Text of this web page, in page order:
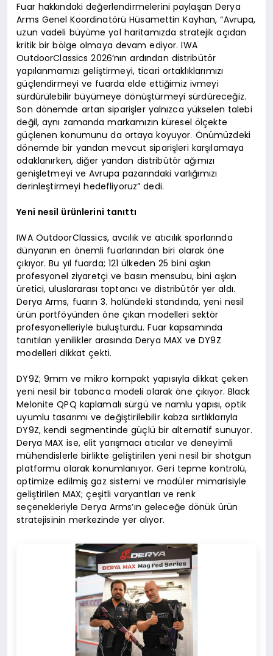
Fuar hakkındaki değerlendirmelerini paylaşan Derya
Arms Genel Koordinatörü Hüsamettin Kayhan, “Avrupa,
uzun vadeli büyüme yol haritamızda stratejik açıdan
kritik bir bölge olmaya devam ediyor. IWA
OutdoorClassics 2026’nın ardından distribütör
yapılanmamızı geliştirmeyi, ticari ortaklıklarımızı
güçlendirmeyi ve fuarda elde ettiğimiz ivmeyi
sürdürülebilir büyümeye dönüştürmeyi sürdüreceğiz.
Son dönemde artan siparişler yalnızca yükselen talebi
değil, aynı zamanda markamızın küresel ölçekte
güçlenen konumunu da ortaya koyuyor. Önümüzdeki
dönemde bir yandan mevcut siparişleri karşılamaya
odaklanırken, diğer yandan distribütör ağımızı
genişletmeyi ve Avrupa pazarındaki varlığımızı
derinleştirmeyi hedefliyoruz” dedi.
Yeni nesil ürünlerini tanıttı
IWA OutdoorClassics, avcılık ve atıcılık sporlarında
dünyanın en önemli fuarlarından biri olarak öne
çıkıyor. Bu yıl fuarda; 121 ülkeden 25 bini aşkın
profesyonel ziyaretçi ve basın mensubu, bini aşkın
üretici, uluslararası toptancı ve distribütör yer aldı.
Derya Arms, fuarın 3. holündeki standında, yeni nesil
ürün portföyünden öne çıkan modelleri sektör
profesyonelleriyle buluşturdu. Fuar kapsamında
tanıtılan yenilikler arasında Derya MAX ve DY9Z
modelleri dikkat çekti.
DY9Z; 9mm ve mikro kompakt yapısıyla dikkat çeken
yeni nesil bir tabanca modeli olarak öne çıkıyor. Black
Melonite QPQ kaplamalı sürgü ve namlu yapısı, optik
uyumlu tasarımı ve değiştirilebilir kabza sırtlıklarıyla
DY9Z, kendi segmentinde güçlü bir alternatif sunuyor.
Derya MAX ise, elit yarışmacı atıcılar ve deneyimli
mühendislerle birlikte geliştirilen yeni nesil bir shotgun
platformu olarak konumlanıyor. Geri tepme kontrolü,
optimize edilmiş gaz sistemi ve modüler mimarisiyle
geliştirilen MAX; çeşitli varyantları ve renk
seçenekleriyle Derya Arms’ın geleceğe dönük ürün
stratejisinin merkezinde yer alıyor.